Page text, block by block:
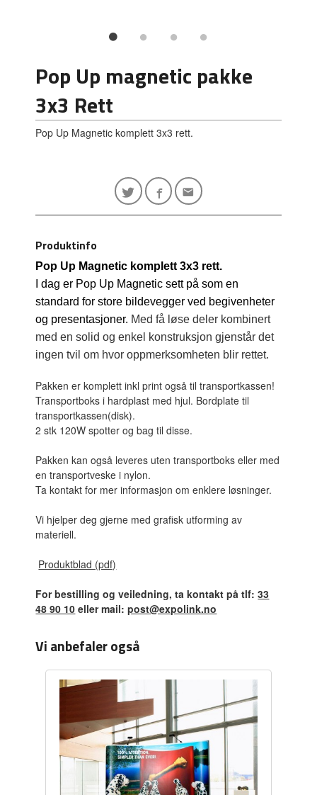
Pop Up magnetic pakke
3x3 Rett
Pop Up Magnetic komplett 3x3 rett.
Produktinfo
Pop Up Magnetic komplett 3x3 rett.
I dag er Pop Up Magnetic sett på som en
standard for store bildevegger ved begivenheter
og presentasjoner. Med få løse deler kombinert
med en solid og enkel konstruksjon gjenstår det
ingen tvil om hvor oppmerksomheten blir rettet.
Pakken er komplett inkl print også til transportkassen!
Transportboks i hardplast med hjul. Bordplate til
transportkassen(disk).
2 stk 120W spotter og bag til disse.
Pakken kan også leveres uten transportboks eller med
en transportveske i nylon.
Ta kontakt for mer informasjon om enklere løsninger.
Vi hjelper deg gjerne med grafisk utforming av
materiell.
Produktblad (pdf)
For bestilling og veiledning, ta kontakt på tlf:33
48 90 10 eller mail:post@expolink.no
Vi anbefaler også